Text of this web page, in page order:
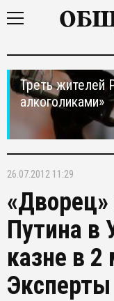
Треть жителей
алкоголиками»
26.07.2012 11:29
«Дворец»
Путина в
казне в